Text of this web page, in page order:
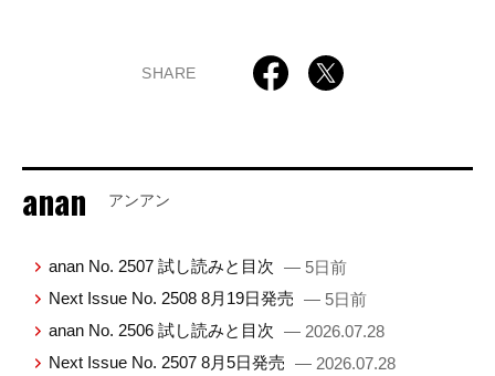
SHARE
anan アンアン
anan No. 2507 試し読みと目次 — 5日前
Next Issue No. 2508 8月19日発売 — 5日前
anan No. 2506 試し読みと目次 — 2026.07.28
Next Issue No. 2507 8月5日発売 — 2026.07.28